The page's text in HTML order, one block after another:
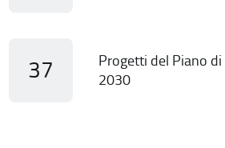
37
Progetti del Piano
2030